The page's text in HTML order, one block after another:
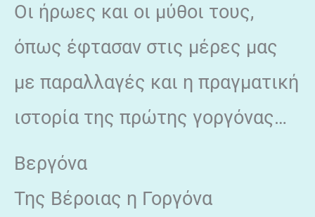
Οι ήρωες και οι μύθοι τους,
όπως έφτασαν στις μέρες μας
με παραλλαγές και η πραγματική
ιστορία της πρώτης γοργόνας…
Βεργόνα
Της Βέροιας η Γοργόνα